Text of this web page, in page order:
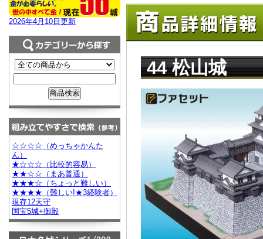
44 松山城
2026年4月10日更新
☆☆☆☆（めっちゃかんた
ん）
★☆☆☆（比較的容易）
★★☆☆（まあ普通）
★★★☆（ちょっと難しい）
★★★★（難しい!★3経験者）
現存12天守
国宝5城+御殿